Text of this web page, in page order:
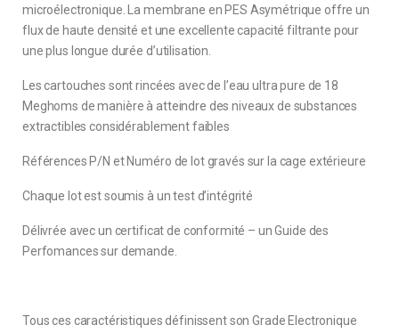
microélectronique. La membrane en PES Asymétrique offre un
flux de haute densité et une excellente capacité filtrante pour
une plus longue durée d’utilisation.
Les cartouches sont rincées avec de l’eau ultra pure de 18
Meghoms de manière à atteindre des niveaux de substances
extractibles considérablement faibles
Références P/N et Numéro de lot gravés sur la cage extérieure
Chaque lot est soumis à un test d’intégrité
Délivrée avec un certificat de conformité – un Guide des
Perfomances sur demande.
Tous ces caractéristiques définissent son Grade Electronique